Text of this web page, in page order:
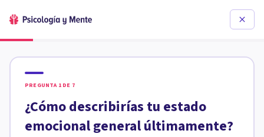
PREGUNTA 1 DE 7
¿Cómo describirías tu estado
emocional general últimamente?